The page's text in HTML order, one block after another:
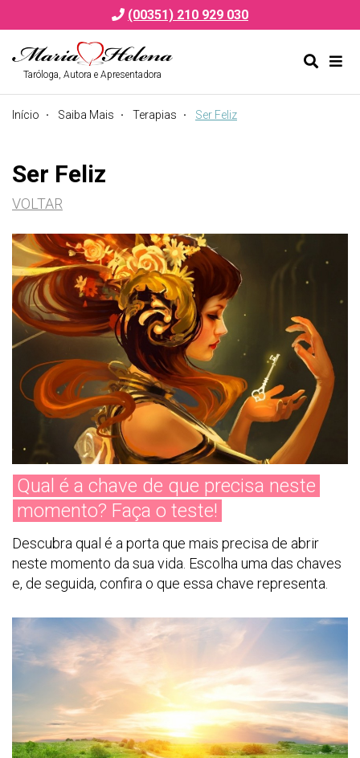
(00351) 210 929 030
Taróloga, Autora e Apresentadora
Início Saiba Mais Terapias Ser Feliz
Ser Feliz
VOLTAR
Qual é a chave de que precisa neste
momento? Faça o teste!
Descubra qual é a porta que mais precisa de abrir
neste momento da sua vida. Escolha uma das chaves
e, de seguida, confira o que essa chave representa.